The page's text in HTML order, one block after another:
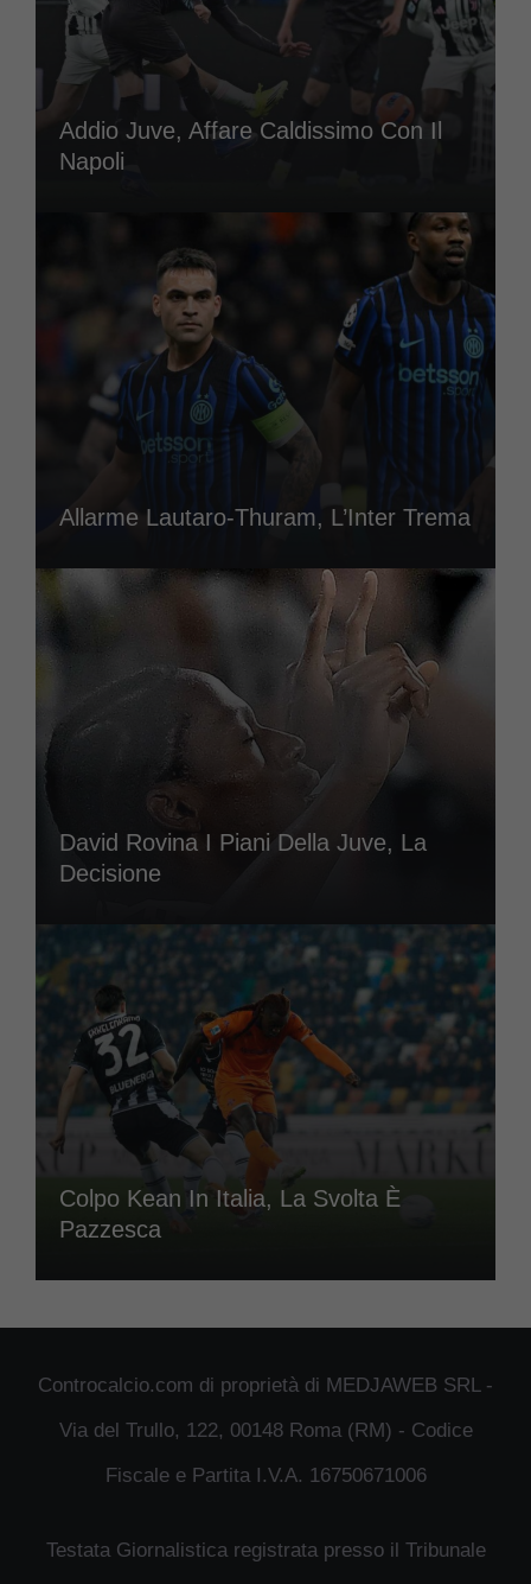
Addio Juve, Affare Caldissimo Con Il
Napoli
Allarme Lautaro-Thuram, L’Inter Trema
David Rovina I Piani Della Juve, La
Decisione
Colpo Kean In Italia, La Svolta È
Pazzesca
Controcalcio.com di proprietà di MEDJAWEB SRL -
Via del Trullo, 122, 00148 Roma (RM) - Codice
Fiscale e Partita I.V.A. 16750671006
Testata Giornalistica registrata presso il Tribunale